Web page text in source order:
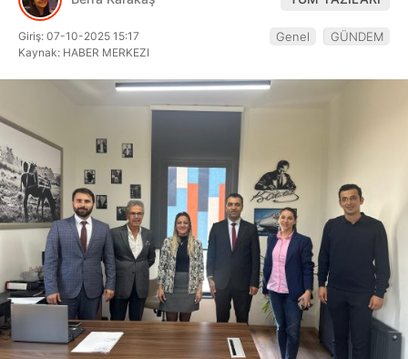
Facebook
Youtube
Giriş: 07-10-2025 15:17
Kaynak: HABER MERKEZI
Genel GÜNDEM